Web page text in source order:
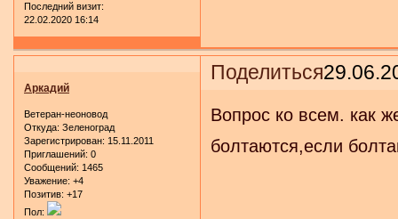
Последний визит:
22.02.2020 16:14
Поделиться
Аркадий
Ветеран-неоновод
Откуда: Зеленоград
Зарегистрирован: 15.11.2011
Приглашений: 0
Сообщений: 1465
Уважение: +4
Позитив: +17
Пол:
Вопрос ко всем. как
болтаются,если